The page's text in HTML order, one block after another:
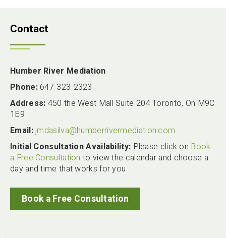
Contact
Humber River Mediation
Phone:647-323-2323
Address: 450 the West Mall Suite 204 Toronto, On M9C
1E9
Email:jmdasilva@humberrivermediation.com
Initial Consultation Availability: Please click on Book
a Free Consultation to view the calendar and choose a
day and time that works for you
Book a Free Consultation